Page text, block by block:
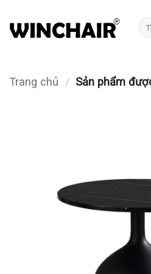
qua
Tìm
kiếm:
Trang chủ / Sản phẩm